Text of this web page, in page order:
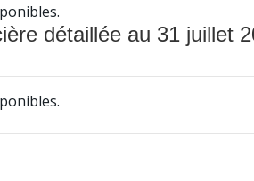
détaillée au 31 juillet